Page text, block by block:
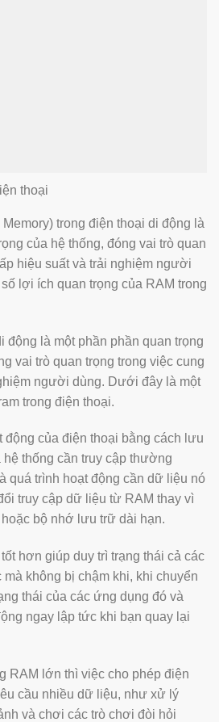
thoại
trong điện thoại di động là
của hệ thống, đóng vai trò quan
hiệu suất và trải nghiệm người
lợi ích quan trọng của RAM trong
động là một phần phần quan trọng
vai trò quan trọng trong việc cung
người dùng. Dưới đây là một
trong điện thoại.
động của điện thoại bằng cách lưu
thống cần truy cập thường
quá trình hoạt động cần dữ liệu nó
truy cập dữ liệu từ RAM thay vì
bộ nhớ lưu trữ dài hạn.
hơn giúp duy trì trạng thái cả các
không bị chậm khi, khi chuyển
thái của các ứng dụng đó và
ngay lập tức khi bạn quay lại
RAM lớn thì việc cho phép điện
cầu nhiều dữ liệu, như xử lý
và chơi các trò chơi đòi hỏi